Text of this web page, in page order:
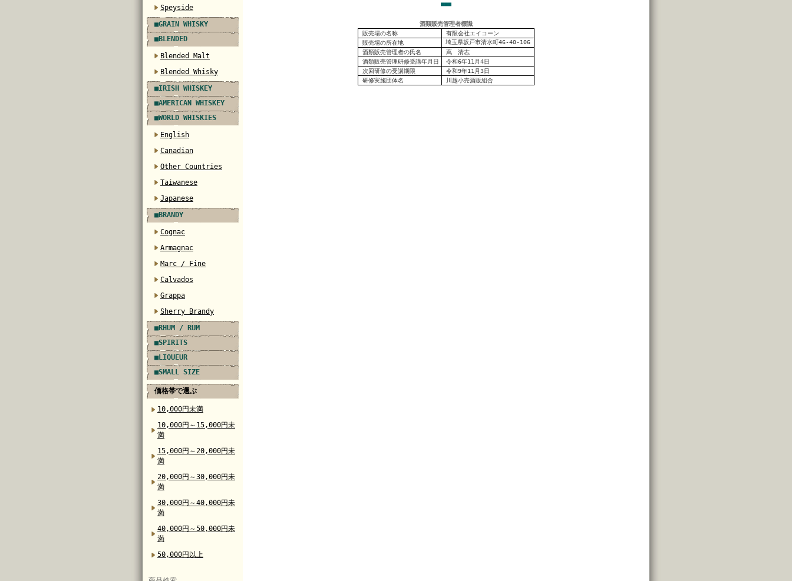
Speyside
■GRAIN WHISKY
■BLENDED
Blended Malt
Blended Whisky
■IRISH WHISKEY
■AMERICAN WHISKEY
■WORLD WHISKIES
English
Canadian
Other Countries
Taiwanese
Japanese
■BRANDY
Cognac
Armagnac
Marc / Fine
Calvados
Grappa
Sherry Brandy
■RHUM / RUM
■SPIRITS
■LIQUEUR
■SMALL SIZE
価格帯で選ぶ
10,000円未満
10,000円～15,000円未
満
15,000円～20,000円未
満
20,000円～30,000円未
満
30,000円～40,000円未
満
40,000円～50,000円未
満
50,000円以上
■■■
酒類販売管理者標識
販売場の名称
有限会社エイコーン
販売場の所在地
埼玉県坂戸市清水町46-40-106
酒類販売管理者の氏名
蔦 清志
酒類販売管理研修受講年月日
令和6年11月4日
次回研修の受講期限
令和9年11月3日
研修実施団体名
川越小売酒販組合